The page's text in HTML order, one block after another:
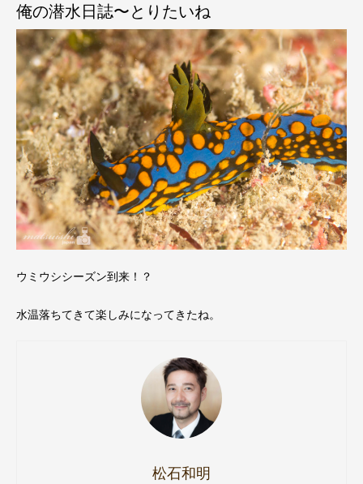
俺の潜水日誌〜とりたいね
ウミウシシーズン到来！？
水温落ちてきて楽しみになってきたね。
松石和明